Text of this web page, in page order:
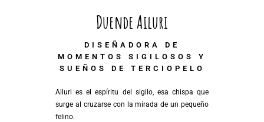
Duende Ailuri
DISEÑADORA DE
MOMENTOS SIGILOSOS Y
SUEÑOS DE TERCIOPELO
Ailuri es el espíritu del sigilo, esa chispa que
surge al cruzarse con la mirada de un pequeño
felino.